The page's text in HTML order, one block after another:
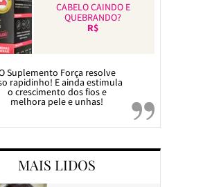
CABELO CAINDO E
QUEBRANDO?
R$
Suplemento Força resolve
rapidinho! E ainda estimula
o crescimento dos fios e
melhora pele e unhas!
MAIS LIDOS